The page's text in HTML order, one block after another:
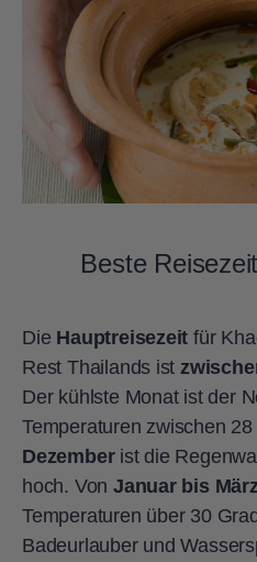
Beste
Die Hauptreisezeitfür
Rest Thailands ist
Der kühlste Monat ist der
Temperaturen zwischen
Dezemberist die
hoch. Von Januar bis
Temperaturen über 30
Badeurlauber und